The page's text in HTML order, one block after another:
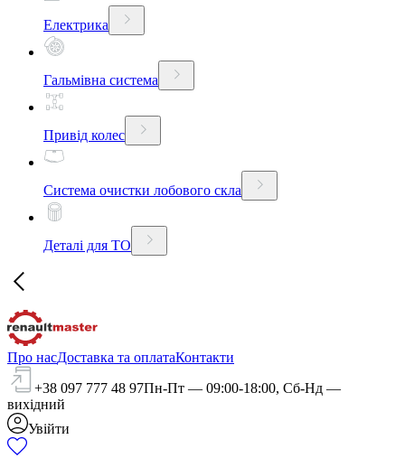
Електрика
Гальмівна система
Привід колес
Система очистки лобового скла
Деталі для ТО
Про насДоставка та оплатаКонтакти
+38 097 777 48 97Пн-Пт — 09:00-18:00, Сб-Нд —
вихідний
Увійти